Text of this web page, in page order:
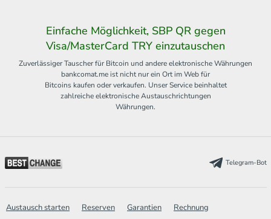
Einfache Möglichkeit, SBP QR gegen
Visa/MasterCard TRY einzutauschen
Zuverlässiger Tauscher für Bitcoin und andere elektronische Währungen
bankcomat.me ist nicht nur ein Ort im Web für
Bitcoins kaufen oder verkaufen. Unser Service beinhaltet
zahlreiche elektronische Austauschrichtungen
Währungen.
Telegram-Bot
Austausch starten Reserven Garantien
Rechnung